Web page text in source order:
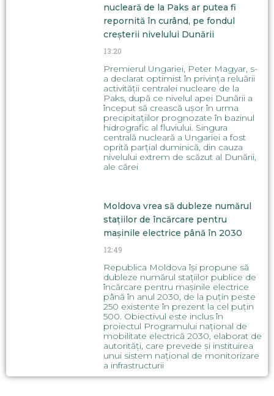
nucleară de la Paks ar putea fi
repornită în curând, pe fondul
creșterii nivelului Dunării
13:20
Premierul Ungariei, Peter Magyar, s-
a declarat optimist în privința reluării
activității centralei nucleare de la
Paks, după ce nivelul apei Dunării a
început să crească ușor în urma
precipitațiilor prognozate în bazinul
hidrografic al fluviului. Singura
centrală nucleară a Ungariei a fost
oprită parțial duminică, din cauza
nivelului extrem de scăzut al Dunării,
ale cărei
Moldova vrea să dubleze numărul
stațiilor de încărcare pentru
mașinile electrice până în 2030
12:49
Republica Moldova își propune să
dubleze numărul stațiilor publice de
încărcare pentru mașinile electrice
până în anul 2030, de la puțin peste
250 existente în prezent la cel puțin
500. Obiectivul este inclus în
proiectul Programului național de
mobilitate electrică 2030, elaborat de
autorități, care prevede și instituirea
unui sistem național de monitorizare
a infrastructurii